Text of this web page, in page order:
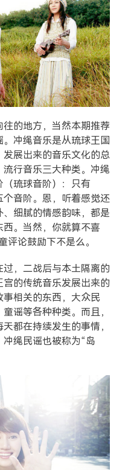
搜索
杂志
的地方，当然本期推荐
冲绳音乐是从琉球王国
展出来的音乐文化的总
行音乐三大种类。冲绳
琉球音阶）：只有
音阶。恩，听着感觉还
细腻的情感韵味，都是
。当然，你就算不喜
评论鼓励下不是么。
，二战后与本土隔离的
的传统音乐发展出来的
相关的东西，大众民
谣等各种种类。而且，
都在持续发生的事情，
绳民谣也被称为“岛